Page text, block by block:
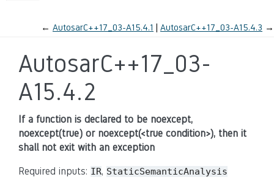
← AutosarC++17_03-A15.4.1 AutosarC++17_03-A15.4.3 →
AutosarC++17_03-
A15.4.2
If a function is declared to be noexcept,
noexcept(true) or noexcept(<true condition>), then it
shall not exit with an exception
Required inputs: IR, StaticSemanticAnalysis